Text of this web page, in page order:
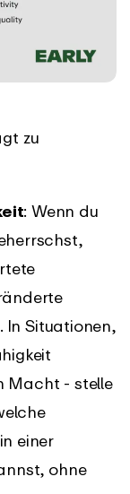
zu
: Wenn du
In Situationen,
Macht - stelle
einer
ohne